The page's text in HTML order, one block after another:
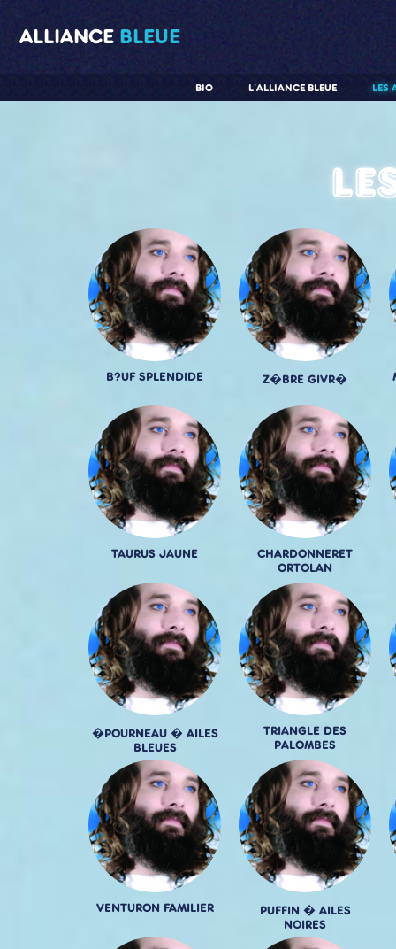
ALLIANCE BLEUE
LES
L'ALLIANCE BLEUE
BIO
B?UF SPLENDIDE Z�BRE GIVR�
TAURUS JAUNE
CHARDONNERET
ORTOLAN
�POURNEAU � AILES
BLEUES
TRIANGLE DES
PALOMBES
VENTURON FAMILIER
PUFFIN � AILES
NOIRES